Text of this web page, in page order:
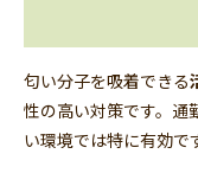
匂い分子を吸着できる
性の高い対策です。通
い環境では特に有効で